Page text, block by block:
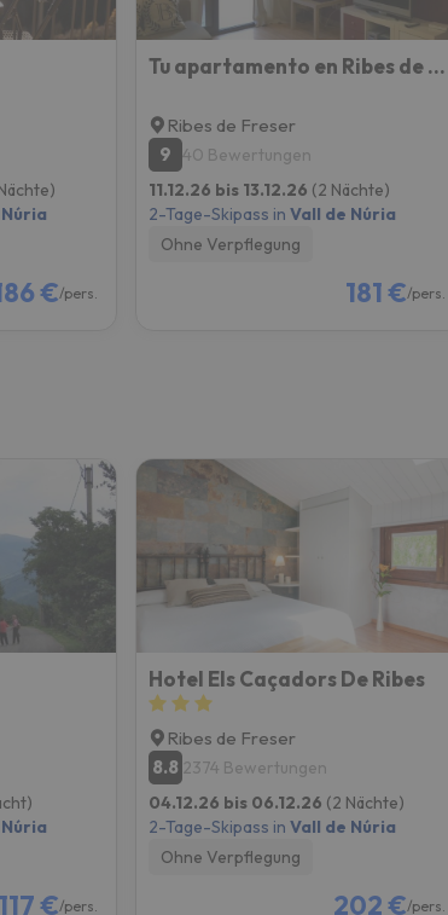
€/pers.
Tu apartamento en Ribes de Freser
Ribes de Freser
9 40 Bewertungen
11.12.26 bis 13.12.26 (2 Nächte)
2-Tage-Skipass in Vall de Núria
Ohne Verpflegung
181 €/pers.
117 €/pers.
Hotel Els Caçadors De Ribes
Ribes de Freser
8.8 2374 Bewertungen
04.12.26 bis 06.12.26 (2 Nächte)
2-Tage-Skipass in Vall de Núria
Ohne Verpflegung
202 €/pers.